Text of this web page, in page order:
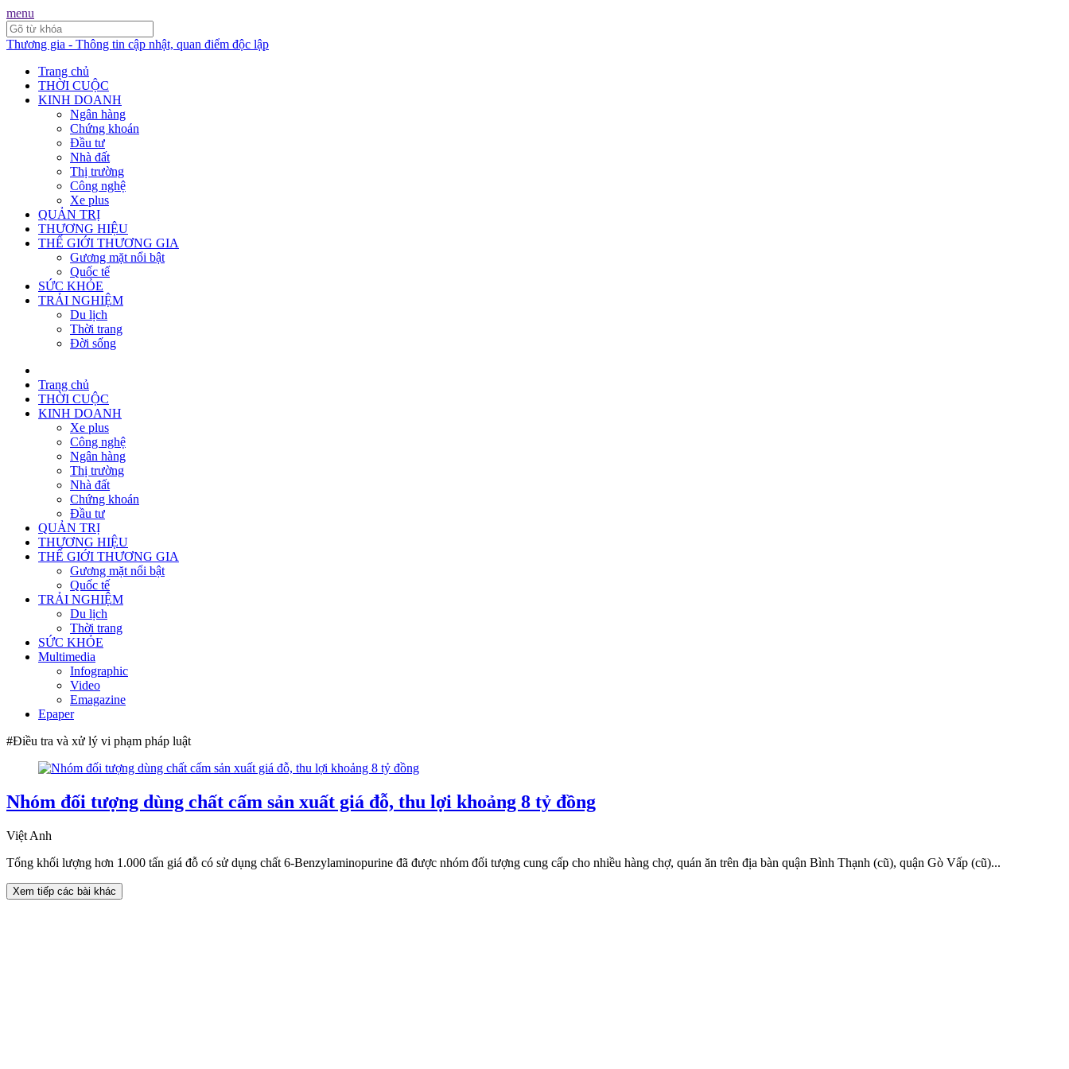
menu
Thương gia - Thông tin cập nhật, quan điểm độc lập
Trang chủ
THỜI CUỘC
KINH DOANH
Ngân hàng
Chứng khoán
Đầu tư
Nhà đất
Thị trường
Công nghệ
Xe plus
QUẢN TRỊ
THƯƠNG HIỆU
THẾ GIỚI THƯƠNG GIA
Gương mặt nổi bật
Quốc tế
SỨC KHỎE
TRẢI NGHIỆM
Du lịch
Thời trang
Đời sống
Trang chủ
THỜI CUỘC
KINH DOANH
Xe plus
Công nghệ
Ngân hàng
Thị trường
Nhà đất
Chứng khoán
Đầu tư
QUẢN TRỊ
THƯƠNG HIỆU
THẾ GIỚI THƯƠNG GIA
Gương mặt nổi bật
Quốc tế
TRẢI NGHIỆM
Du lịch
Thời trang
SỨC KHỎE
Multimedia
Infographic
Video
Emagazine
Epaper
#Điều tra và xử lý vi phạm pháp luật
Nhóm đối tượng dùng chất cấm sản xuất giá đỗ, thu lợi khoảng 8 tỷ đồng
Việt Anh
Tổng khối lượng hơn 1.000 tấn giá đỗ có sử dụng chất 6-Benzylaminopurine đã được nhóm đối tượng cung cấp cho nhiều hàng chợ, quán ăn trên địa bàn quận Bình Thạnh (cũ), quận Gò Vấp (cũ)...
Xem tiếp các bài khác